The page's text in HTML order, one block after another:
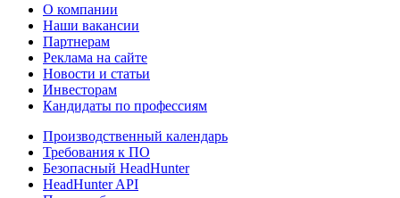
О компании
Наши вакансии
Партнерам
Реклама на сайте
Новости и статьи
Инвесторам
Кандидаты по профессиям
Производственный календарь
Требования к ПО
Безопасный HeadHunter
HeadHunter API